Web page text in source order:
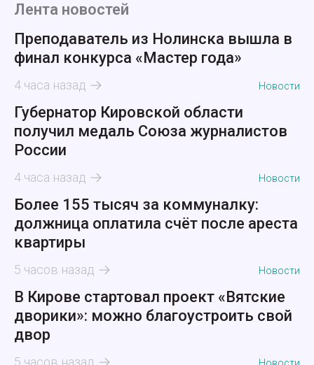
Лента новостей
Преподаватель из Нолинска вышла в
финал конкурса «Мастер года»
4 часа назад Новости
Губернатор Кировской области
получил медаль Союза журналистов
России
4 часа назад Новости
Более 155 тысяч за коммуналку:
должница оплатила счёт после ареста
квартиры
5 часов назад Новости
В Кирове стартовал проект «Вятские
дворики»: можно благоустроить свой
двор